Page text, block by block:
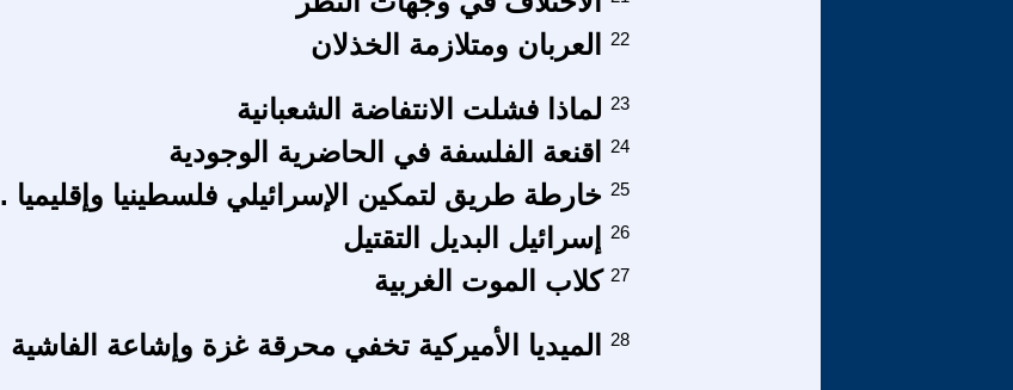
العربان ومتلازمة الخذلان 22
لماذا فشلت الانتفاضة الشعبانية 23
اقنعة الفلسفة في الحاضرية الوجودية 24
خارطة طريق لتمكين الإسرائيلي فلسطينيا وإقليميا . 25
إسرائيل البديل التقتيل 26
كلاب الموت الغربية 27
الميديا الأميركية تخفي محرقة غزة وإشاعة الفاشية 28